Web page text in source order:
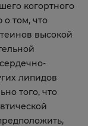
когортного
о том, что
высокой
липидов
того, что